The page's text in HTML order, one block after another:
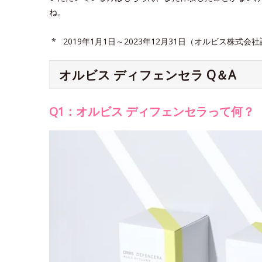
ね。
* 2019年1月1日～2023年12月31日（オルビス株式会社
オルビス ディフェンセラ Q＆A
Q1：オルビス ディフェンセラって何？